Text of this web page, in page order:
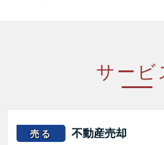
サービ
売る 不動産売却